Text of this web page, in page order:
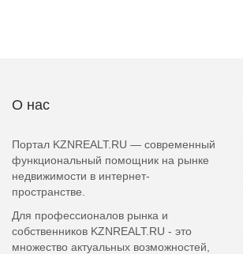
О нас
Портал KZNREALT.RU — современный
функциональный помощник на рынке
недвижимости в интернет-
пространстве.
Для профессионалов рынка и
собственников KZNREALT.RU - это
множество актуальных возможностей,